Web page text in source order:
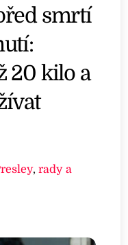
smrtí
20 kilo a
,rady a